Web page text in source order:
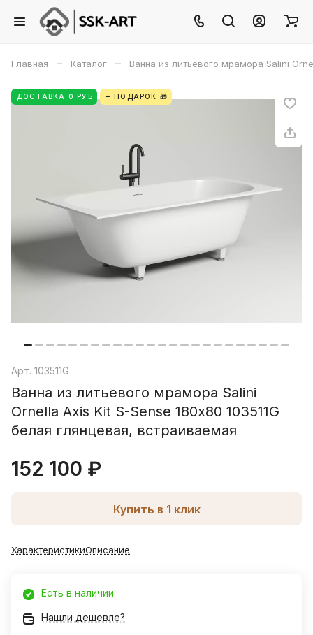
Главная – Каталог – Ванна из литьевого мрамора Salini
ДОСТАВКА 0 РУБ + ПОДАРОК 🎁
Арт. 103511G
Ванна из литьевого мрамора Salini
Ornella Axis Kit S-Sense 180х80 103511G
белая глянцевая, встраиваемая
152 100 ₽
Купить в 1 клик
ХарактеристикиОписание
Есть в наличии
Нашли дешевле?